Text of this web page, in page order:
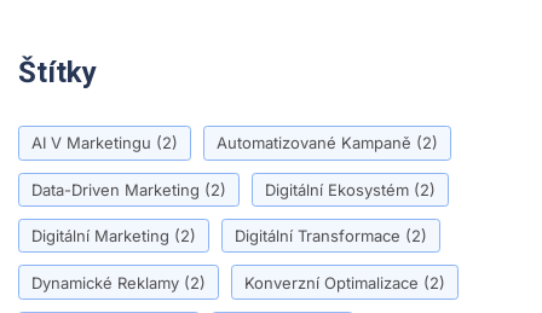
Štítky
AI V Marketingu (2) Automatizované Kampaně (2)
Data-Driven Marketing (2) Digitální Ekosystém (2)
Digitální Marketing (2) Digitální Transformace (2)
Dynamické Reklamy (2) Konverzní Optimalizace (2)